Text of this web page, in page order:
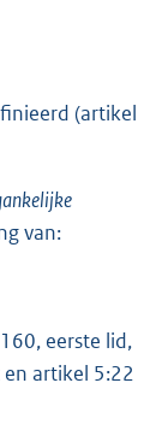
(artikel
van:
eerste lid,
artikel 5:22